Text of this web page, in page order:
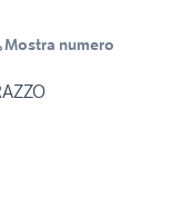
Mostra numero